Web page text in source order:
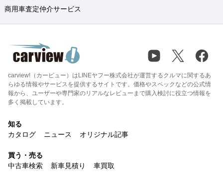
商用車査定仲介サービス
carview!（カービュー）はLINEヤフー株式会社が運営するクルマに関するあ
らゆる情報やサービスを提供するサイトです。価格やスペックなどの公式情
報から、ユーザーや専門家のリアルなレビューまで購入検討に役立つ情報を
多く掲載しています。
知る
カタログ
ニュース オリジナル記事
買う・売る
中古車検索
新車見積り 車買取